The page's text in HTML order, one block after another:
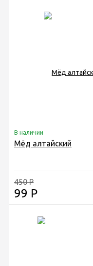
В наличии
Мёд алтайский
450Р
99 Р